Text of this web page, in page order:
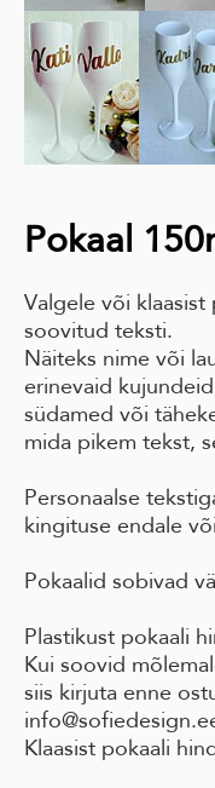
Pokaal
Valgele või
soovitud teksti.
Näiteks nime või
erinevaid
südamed või
mida pikem tekst,
Personaalse
kingituse endale
Pokaalid sobivad
Plastikust pokaali
Kui soovid
siis kirjuta enne
Klaasist pokaali